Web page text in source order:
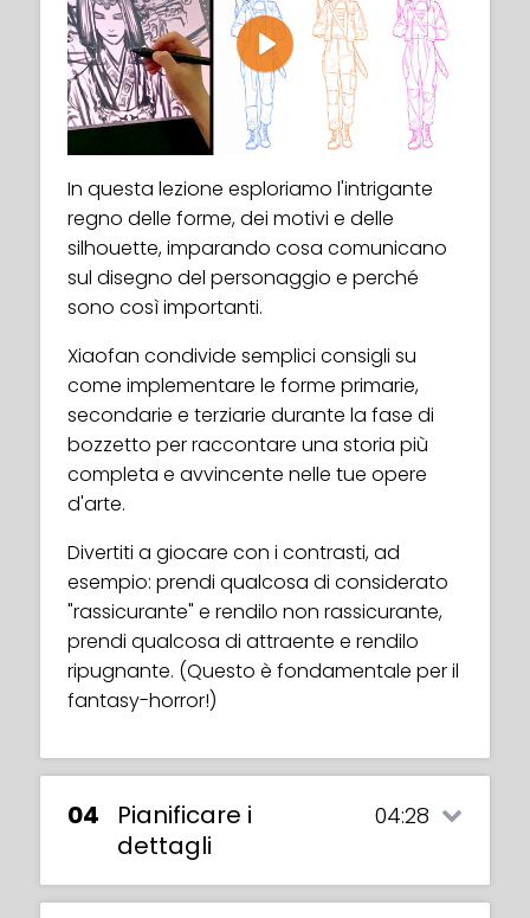
Play
In questa lezione esploriamo l'intrigante
regno delle forme, dei motivi e delle
silhouette, imparando cosa comunicano
sul disegno del personaggio e perché
sono così importanti.
Xiaofan condivide semplici consigli su
come implementare le forme primarie,
secondarie e terziarie durante la fase di
bozzetto per raccontare una storia più
completa e avvincente nelle tue opere
d'arte.
Divertiti a giocare con i contrasti, ad
esempio: prendi qualcosa di considerato
"rassicurante" e rendilo non rassicurante,
prendi qualcosa di attraente e rendilo
ripugnante. (Questo è fondamentale per il
fantasy-horror!)
04
Pianificare i
dettagli
04:28